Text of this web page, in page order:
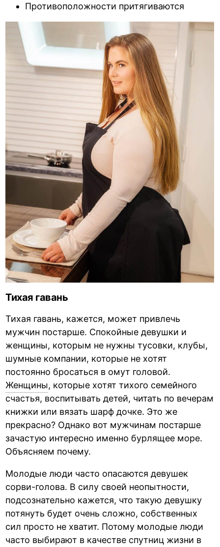
Противоположности притягиваются
Тихая гавань
Тихая гавань, кажется, может привлечь
мужчин постарше. Спокойные девушки и
женщины, которым не нужны тусовки, клубы,
шумные компании, которые не хотят
постоянно бросаться в омут головой.
Женщины, которые хотят тихого семейного
счастья, воспитывать детей, читать по вечерам
книжки или вязать шарф дочке. Это же
прекрасно? Однако вот мужчинам постарше
зачастую интересно именно бурлящее море.
Объясняем почему.
Молодые люди часто опасаются девушек
сорви-голова. В силу своей неопытности,
подсознательно кажется, что такую девушку
потянуть будет очень сложно, собственных
сил просто не хватит. Потому молодые люди
часто выбирают в качестве спутниц жизни в